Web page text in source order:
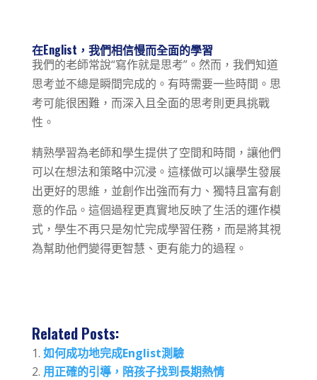
在Englist，我們相信慢而全面的學習
我們的老師常說“寫作就是思考”。然而，我們知道
思考並不總是瞬間完成的。有時需要一些時間。思
考可能很困難，而深入且全面的思考則更具挑戰
性。
精熟學習為老師和學生提供了空間和時間，讓他們
可以在想法和策略中沉浸。這樣做可以讓學生發展
出更好的思維，並創作出強而有力、獨特且富有創
意的作品。這個過程更真實地反映了生活的運作模
式，學生不再只是匆忙完成學習任務，而是將其視
為幫助他們變得更智慧、更有能力的過程。
Related Posts:
如何成功地完成Englist測驗
用正確的引導，陪孩子找到長期熱情